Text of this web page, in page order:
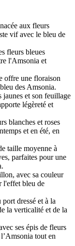
aux fleurs
vif avec le bleu de
fleurs bleues
l'Amsonia et
offre une floraison
des Amsonia.
jaunes et son feuillage
légèreté et
blanches et roses
et en été, en
taille moyenne à
parfaites pour une
avec sa couleur
l'effet bleu de
dressé et à la
la verticalité et de la
ses épis de fleurs
tout en